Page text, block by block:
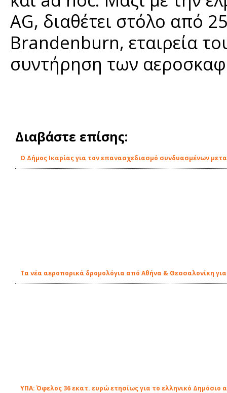
AG, διαθέτει στόλο από
Brandenburn, εταιρεία
συντήρηση των
Διαβάστε επίσης:
O Δήμος Ικαρίας για τον επανασχεδιασμό συνδυασμένων
Τα νέα αεροπορικά δρομολόγια από Αθήνα & Θεσσαλονίκη για
ΥΠΑ: Όφελος 36 εκατ. ευρώ ετησίως για το ελληνικό Δημόσιο